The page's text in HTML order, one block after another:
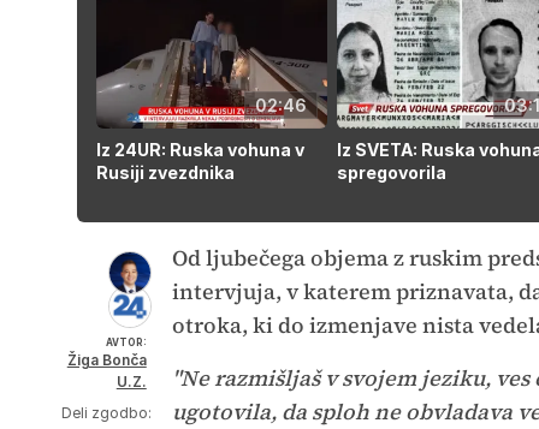
02:46
Iz 24UR: Ruska vohuna v
Rusiji zvezdnika
Iz SVETA: Ruska
spregovorila
AVTOR:
Žiga Bonča
U.Z.
Deli zgodbo:
Od ljubečega objema z ruskim
intervjuja, v katerem priznavata,
otroka, ki do izmenjave nista
"Ne razmišljaš v svojem jeziku,
ugotovila, da sploh ne obvladava